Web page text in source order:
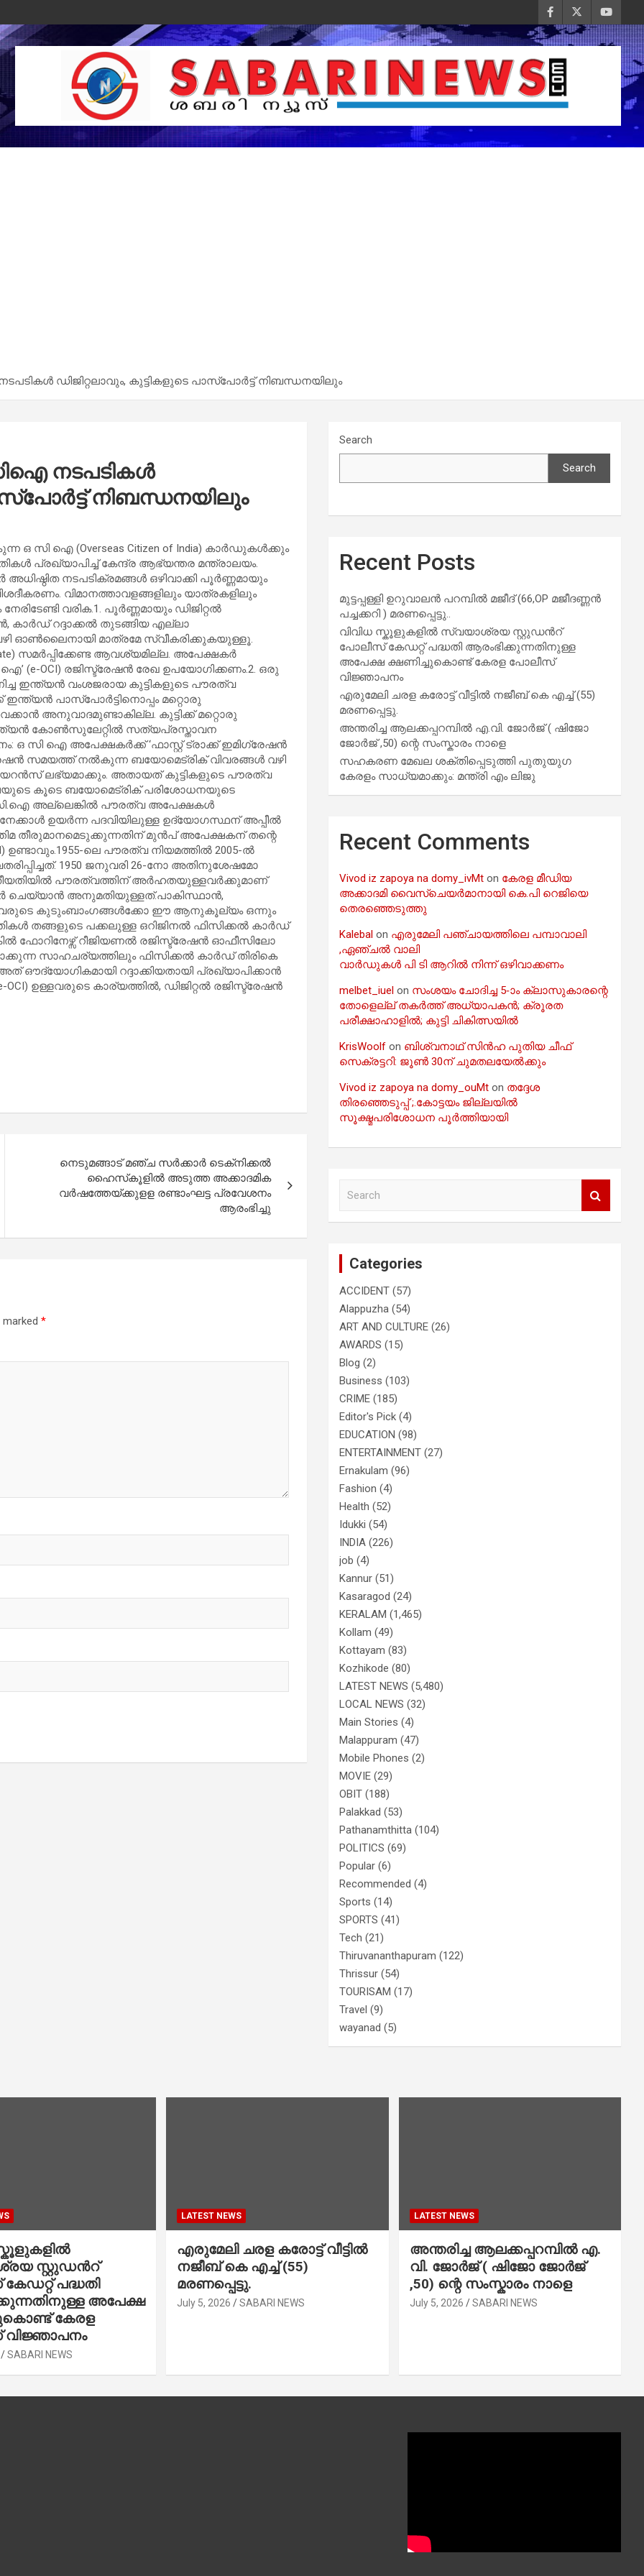
ഡിജിറ്റലാവും, കുട്ടികളുടെ പാസ്‌പോർട്ട് നിബന്ധനയിലും
നടപടികൾ
നിബന്ധനയിലും
സി ഐ (Overseas Citizen of India) കാർഡുകൾക്കും
പ്രഖ്യാപിച്ച് കേന്ദ്ര ആഭ്യന്തര മന്ത്രാലയം.
അധിഷ്ഠിത നടപടിക്രമങ്ങൾ ഒഴിവാക്കി പൂർണ്ണമായും
വിമാനത്താവളങ്ങളിലും യാത്രകളിലും
വരിക.1. പൂർണ്ണമായും ഡിജിറ്റൽ
കാർഡ് റദ്ദാക്കൽ തുടങ്ങിയ എല്ലാ
വഴി ഓൺലൈനായി മാത്രമേ സ്വീകരിക്കുകയുള്ളൂ.
സമർപ്പിക്കേണ്ട ആവശ്യമില്ല. അപേക്ഷകർ
(e-OCI) രജിസ്ട്രേഷൻ രേഖ ഉപയോഗിക്കണം.2. ഒരു
ഇന്ത്യൻ വംശജരായ കുട്ടികളുടെ പൗരത്വ
പാസ്‌പോർട്ടിനൊപ്പം മറ്റൊരു
അനുവാദമുണ്ടാകില്ല. കുട്ടിക്ക് മറ്റൊരു
കോൺസുലേറ്റിൽ സത്യപ്രസ്താവന
ഒ സി ഐ അപേക്ഷകർക്ക് ‘ഫാസ്റ്റ് ട്രാക്ക് ഇമിഗ്രേഷൻ
സമയത്ത് നൽകുന്ന ബയോമെട്രിക് വിവരങ്ങൾ വഴി
ലഭ്യമാക്കും. അതായത് കുട്ടികളുടെ പൗരത്വ
കൂടെ ബയോമെട്രിക് പരിശോധനയുടെ
അല്ലെങ്കിൽ പൗരത്വ അപേക്ഷകൾ
ഉയർന്ന പദവിയിലുള്ള ഉദ്യോഗസ്ഥന് അപ്പീൽ
തീരുമാനമെടുക്കുന്നതിന് മുൻപ് അപേക്ഷകന് തന്റെ
ഉണ്ടാവും.1955-ലെ പൗരത്വ നിയമത്തിൽ 2005-ൽ
1950 ജനുവരി 26-നോ അതിനുശേഷമോ
പൗരത്വത്തിന് അർഹതയുള്ളവർക്കുമാണ്
ചെയ്യാൻ അനുമതിയുള്ളത്.പാകിസ്ഥാൻ,
അവരുടെ കുടുംബാംഗങ്ങൾക്കോ ഈ ആനുകൂല്യം ഒന്നും
തങ്ങളുടെ പക്കലുള്ള ഒറിജിനൽ ഫിസിക്കൽ കാർഡ്
ഫോറിനേഴ്സ് റീജിയണൽ രജിസ്ട്രേഷൻ ഓഫീസിലോ
സാഹചര്യത്തിലും ഫിസിക്കൽ കാർഡ് തിരികെ
ഔദ്യോഗികമായി റദ്ദാക്കിയതായി പ്രഖ്യാപിക്കാൻ
ഉള്ളവരുടെ കാര്യത്തിൽ, ഡിജിറ്റൽ രജിസ്ട്രേഷൻ
നെടുമങ്ങാട് മഞ്ച സർക്കാർ ടെക്‌നിക്കൽ
ഹൈസ്‌കൂളിൽ അടുത്ത അക്കാദമിക
വർഷത്തേയ്ക്കുളള രണ്ടാംഘട്ട പ്രവേശനം
ആരംഭിച്ചു
marked *
Search
Search
Recent Posts
മുട്ടപ്പള്ളി ഉറുവാലൻ പറമ്പിൽ മജീദ് (66,OP മജീദണ്ണൻ
പച്ചക്കറി ) മരണപ്പെട്ടു..
വിവിധ സ്കൂളുകളില്‍ സ്വയാശ്രയ സ്റ്റുഡന്‍റ്
പോലീസ് കേഡറ്റ് പദ്ധതി ആരംഭിക്കുന്നതിനുള്ള
അപേക്ഷ ക്ഷണിച്ചുകൊണ്ട് കേരള പോലീസ്
വിജ്ഞാപനം
എരുമേലി ചരള കരോട്ട് വീട്ടിൽ നജീബ് കെ എച്ച് (55)
മരണപ്പെട്ടു.
അന്തരിച്ച ആ​ല​ക്ക​പ്പ​റമ്പിൽ​ എ.​വി. ജോ​ർ​ജ് ( ഷിജോ
ജോർജ് ,50) ന്റെ സംസ്കാരം നാളെ
സഹകരണ മേഖല ശക്തിപ്പെടുത്തി പുതുയുഗ
കേരളം സാധ്യമാക്കും: മന്ത്രി എം ലിജു
Recent Comments
Vivod iz zapoya na domy_ivMt on കേരള മീഡിയ
അക്കാദമി വൈസ്ചെയർമാനായി കെ.പി റെജിയെ
തെരഞ്ഞെടുത്തു
Kalebal on എരുമേലി പഞ്ചായത്തിലെ പമ്പാവാലി
,ഏഞ്ചൽ വാലി
വാർഡുകൾ പി ടി ആറിൽ നിന്ന് ഒഴിവാക്കണം
melbet_iuel on സംശയം ചോദിച്ച 5-ാം ക്ലാസുകാരന്റെ
തോളെല്ല് തകർത്ത് അധ്യാപകൻ; ക്രൂരത
പരീക്ഷാഹാളിൽ; കുട്ടി ചികിത്സയിൽ
KrisWoolf on ബിശ്വനാഥ് സിൻഹ പുതിയ ചീഫ്
സെക്രട്ടറി: ജൂൺ 30ന് ചുമതലയേൽക്കും
Vivod iz zapoya na domy_ouMt on തദ്ദേശ
തിരഞ്ഞെടുപ്പ് ;.കോട്ടയം ജില്ലയിൽ
സൂക്ഷ്മപരിശോധന പൂർത്തിയായി
Categories
ACCIDENT (57)
Alappuzha (54)
ART AND CULTURE (26)
AWARDS (15)
Blog (2)
Business (103)
CRIME (185)
Editor's Pick (4)
EDUCATION (98)
ENTERTAINMENT (27)
Ernakulam (96)
Fashion (4)
Health (52)
Idukki (54)
INDIA (226)
job (4)
Kannur (51)
Kasaragod (24)
KERALAM (1,465)
Kollam (49)
Kottayam (83)
Kozhikode (80)
LATEST NEWS (5,480)
LOCAL NEWS (32)
Main Stories (4)
Malappuram (47)
Mobile Phones (2)
MOVIE (29)
OBIT (188)
Palakkad (53)
Pathanamthitta (104)
POLITICS (69)
Popular (6)
Recommended (4)
Sports (14)
SPORTS (41)
Tech (21)
Thiruvananthapuram (122)
Thrissur (54)
TOURISAM (17)
Travel (9)
wayanad (5)
സ്റ്റുഡന്‍റ്
പദ്ധതി
അപേക്ഷ
കേരള
SABARI NEWS
LATEST NEWS
എരുമേലി ചരള കരോട്ട് വീട്ടിൽ
നജീബ് കെ എച്ച് (55)
മരണപ്പെട്ടു.
July 5, 2026 SABARI NEWS
LATEST NEWS
അന്തരിച്ച ആ​ല​ക്ക​പ്പ​റമ്പിൽ​ എ.​
വി. ജോ​ർ​ജ് ( ഷിജോ ജോർജ്
,50) ന്റെ സംസ്കാരം നാളെ
July 5, 2026 SABARI NEWS